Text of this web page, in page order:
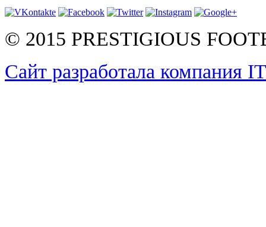
© 2015 PRESTIGIOUS
Сайт разработала компания